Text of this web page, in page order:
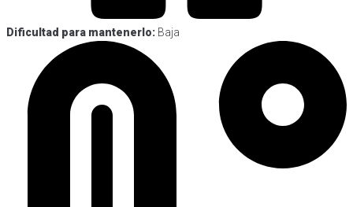
Dificultad para mantenerlo: Baja